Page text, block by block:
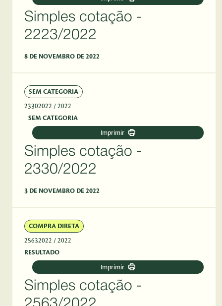
Simples cotação -
2223/2022
8 DE NOVEMBRO DE 2022
SEM CATEGORIA
23302022 / 2022
SEM CATEGORIA
Imprimir
Simples cotação -
2330/2022
3 DE NOVEMBRO DE 2022
COMPRA DIRETA
25632022 / 2022
RESULTADO
Imprimir
Simples cotação -